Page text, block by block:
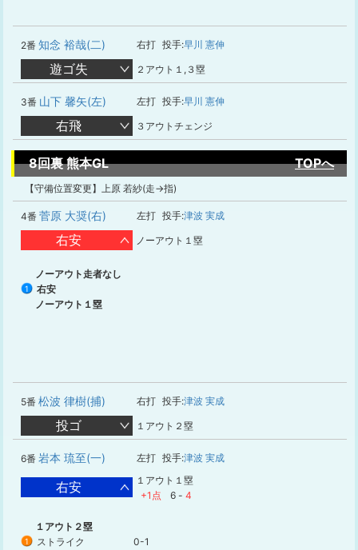
2番 知念 裕哉(二) 右打 投手:早川 憲伸
遊ゴ失 ２アウト１,３塁
3番 山下 馨矢(左) 左打 投手:早川 憲伸
右飛 ３アウトチェンジ
8回裏 熊本GL TOPへ
【守備位置変更】上原 若紗(走→指)
4番 菅原 大奨(右) 左打 投手:津波 実成
右安 ノーアウト１塁
ノーアウト走者なし
1
右安
ノーアウト１塁
5番 松波 律樹(捕) 右打 投手:津波 実成
投ゴ １アウト２塁
6番 岩本 琉至(一) 左打 投手:津波 実成
右安
１アウト１塁
+1点
6 - 4
１アウト２塁
1 ストライク 0-1